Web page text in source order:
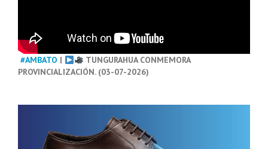
#AMBATO |
TUNGURAHUA CONMEMORA
PROVINCIALIZACIÓN. (03-07-2026)